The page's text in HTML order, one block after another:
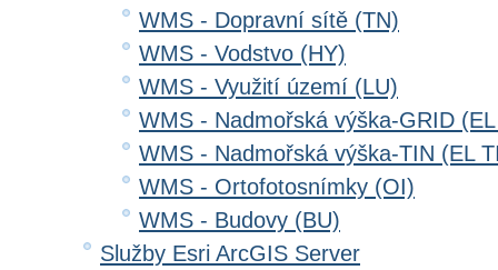
WMS - Dopravní sítě (TN)
WMS - Vodstvo (HY)
WMS - Využití území (LU)
WMS - Nadmořská výška-GRID
WMS - Nadmořská výška-TIN (EL
WMS - Ortofotosnímky (OI)
WMS - Budovy (BU)
Služby Esri ArcGIS Server